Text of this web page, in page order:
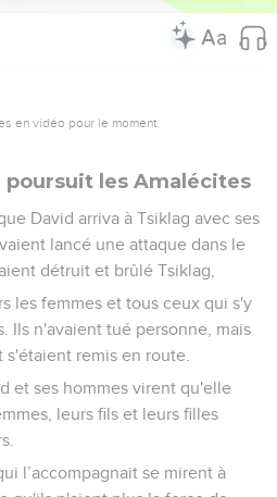
en vidéo pour le moment.
poursuit les Amalécites
David arriva à Tsiklag avec ses
lancé une attaque dans le
détruit et brûlé Tsiklag,
les femmes et tous ceux qui s'y
Ils n'avaient tué personne, mais
remis en route.
et ses hommes virent qu'elle
leurs fils et leurs filles
l’accompagnait se mirent à